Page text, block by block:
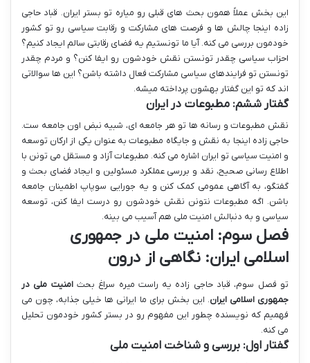
این بخش عملاً همون بحث های قبلی رو میاره تو بستر ایران. قباد حاجی
زاده اینجا چالش ها و فرصت های مشارکت و رقابت سیاسی رو تو کشور
خودمون بررسی می کنه. آیا ما تونستیم یه فضای رقابتی سالم ایجاد کنیم؟
احزاب سیاسی چقدر تونستن نقش خودشون رو ایفا کنن؟ و مردم چقدر
تونستن تو فرایندهای سیاسی مشارکت فعال داشته باشن؟ این ها سوالاتی
اند که تو این گفتار بهشون پرداخته میشه.
گفتار ششم: مطبوعات در ایران
نقش مطبوعات و رسانه ها تو هر جامعه ای، شبیه نبض اون جامعه ست.
حاجی زاده اینجا به نقش و جایگاه مطبوعات به عنوان یکی از ارکان توسعه
و امنیت سیاسی تو ایران اشاره می کنه. مطبوعات آزاد و مستقل می تونن با
اطلاع رسانی صحیح، نقد و بررسی عملکرد مسئولین و ایجاد فضای بحث و
گفتگو، به آگاهی عمومی کمک کنن و یه جورایی سوپاپ اطمینان جامعه
باشن. اگه مطبوعات نتونن نقش خودشون رو درست ایفا کنن، توسعه
سیاسی و به دنبالش امنیت ملی هم آسیب می بینه.
فصل سوم: امنیت ملی در جمهوری
اسلامی ایران: نگاهی از درون
تو فصل سوم، قباد حاجی زاده یه راست میره سراغ بحثامنیت ملی در
جمهوری اسلامی ایران. این بخش برای ما ایرانی ها خیلی جذابه، چون می
فهمیم که نویسنده چطور این مفهوم رو در بستر کشور خودمون تحلیل
می کنه.
گفتار اول: بررسی و شناخت امنیت ملی